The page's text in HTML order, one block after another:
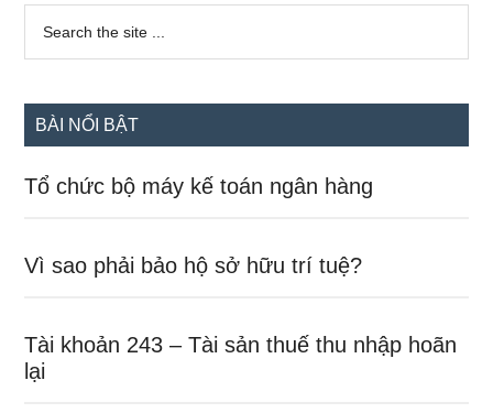
Sidebar
chính
...
BÀI NỔI BẬT
Tổ chức bộ máy kế toán ngân hàng
Vì sao phải bảo hộ sở hữu trí tuệ?
Tài khoản 243 – Tài sản thuế thu nhập hoãn
lại